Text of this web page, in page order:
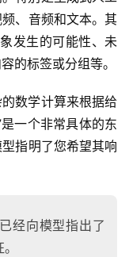
、音频和文本。其
发生的可能性、未
的标签或分组等。
数学计算来根据给
一个非常具体的东
指明了您希望其响
经向模型指出了